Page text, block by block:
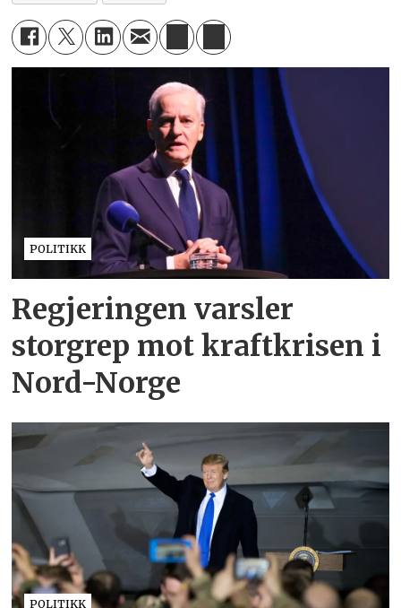
POLITIKK
Regjeringen varsler
storgrep mot kraftkrisen i
Nord-Norge
POLITIKK